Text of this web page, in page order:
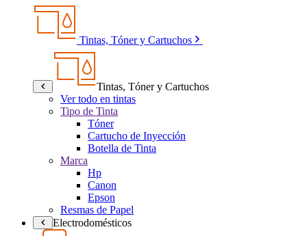
Tintas, Tóner y Cartuchos
Tintas, Tóner y Cartuchos
Ver todo en tintas
Tipo de Tinta
Tóner
Cartucho de Inyección
Botella de Tinta
Marca
Hp
Canon
Epson
Resmas de Papel
Electrodomésticos